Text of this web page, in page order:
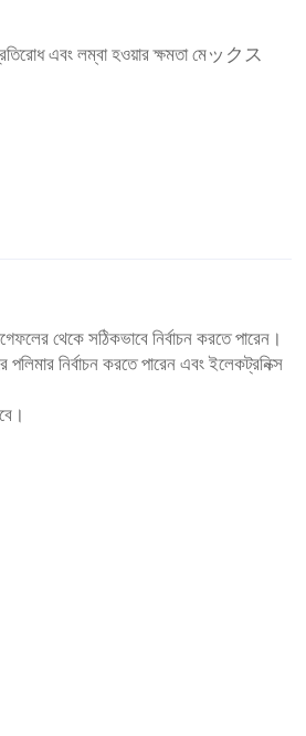
এবং লম্বা হওয়ার ক্ষমতা মেックス
থেকে সঠিকভাবে নির্বাচন করতে পারেন।
পলিমার নির্বাচন করতে পারেন এবং ইলেকট্রনিক্স